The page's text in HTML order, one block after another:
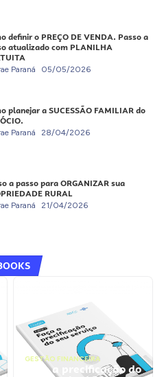
definir o PREÇO DE VENDA. Passo a
atualizado com PLANILHA
Paraná 05/05/2026
planejar a SUCESSÃO FAMILIAR do
Paraná 28/04/2026
a passo para ORGANIZAR sua
RURAL
Paraná 21/04/2026
GESTÃO FINANCEIRA
Faça a precificação do